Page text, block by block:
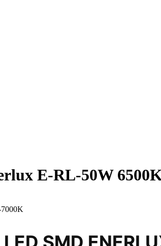
E-RL-50W